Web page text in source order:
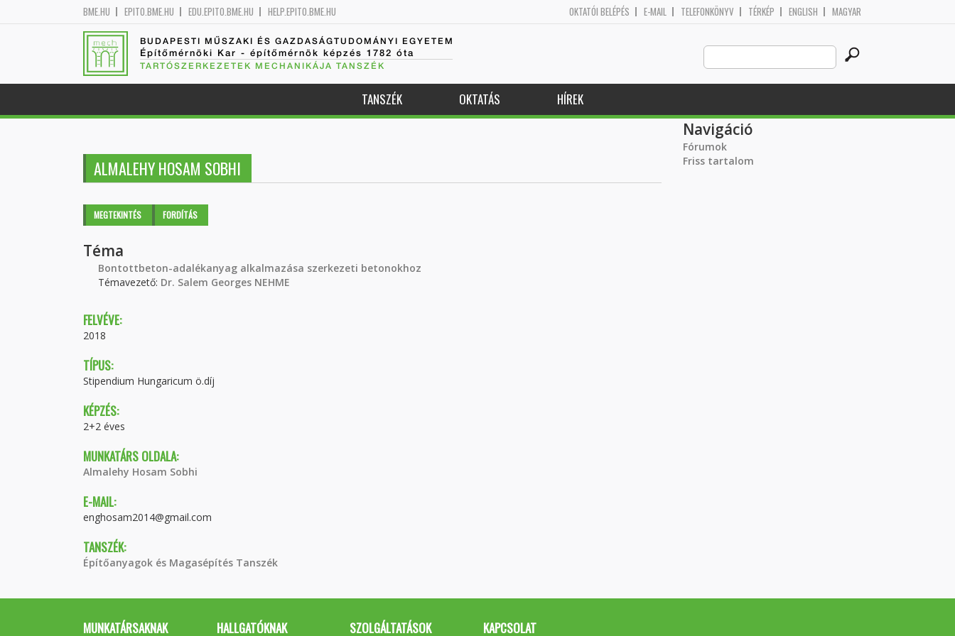
BME.HU EPITO.BME.HU EDU.EPITO.BME.HU HELP.EPITO.BME.HU OKTATÓI BELÉPÉS E-MAIL TELEFONKÖNYV TÉRKÉP ENGLISH MAGYAR
BUDAPESTI MŰSZAKI ÉS GAZDASÁGTUDOMÁNYI EGYETEM
Építőmérnöki Kar - építőmérnök képzés 1782 óta
TARTÓSZERKEZETEK MECHANIKÁJA TANSZÉK
Search
this
site
TANSZÉK OKTATÁS HÍREK
ALMALEHY HOSAM SOBHI
Elsődleges fülek
MEGTEKINTÉS (AKTÍVFORDÍTÁS
Téma
Bontottbeton-adalékanyag alkalmazása szerkezeti betonokhoz
Témavezető: Dr. Salem Georges NEHME
FELVÉVE:
2018
TÍPUS:
Stipendium Hungaricum ö.díj
KÉPZÉS:
2+2 éves
MUNKATÁRS OLDALA:
Almalehy Hosam Sobhi
E-MAIL:
enghosam2014@gmail.com
TANSZÉK:
Építőanyagok és Magasépítés Tanszék
Navigáció
Fórumok
Friss tartalom
MUNKATÁRSAKNAK HALLGATÓKNAK SZOLGÁLTATÁSOK KAPCSOLAT